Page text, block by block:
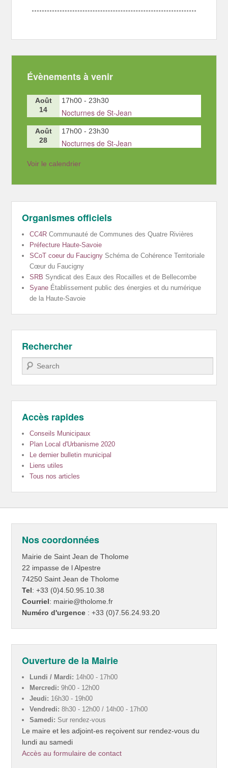
Évènements à venir
Août
14
17h00 - 23h30
Nocturnes de St-Jean
Août
28
17h00 - 23h30
Nocturnes de St-Jean
Voir le calendrier
Organismes officiels
CC4R Communauté de Communes des Quatre Rivières
Préfecture Haute-Savoie
SCoT coeur du Faucigny Schéma de Cohérence Territoriale
Cœur du Faucigny
SRB Syndicat des Eaux des Rocailles et de Bellecombe
Syane Établissement public des énergies et du numérique
de la Haute-Savoie
Rechercher
Recherche
Accès rapides
Conseils Municipaux
Plan Local d'Urbanisme 2020
Le dernier bulletin municipal
Liens utiles
Tous nos articles
Nos coordonnées
Mairie de Saint Jean de Tholome
22 impasse de l Alpestre
74250 Saint Jean de Tholome
Tel: +33 (0)4.50.95.10.38
Courriel: mairie@tholome.fr
Numéro d'urgence : +33 (0)7.56.24.93.20
Ouverture de la Mairie
Lundi / Mardi: 14h00 - 17h00
Mercredi: 9h00 - 12h00
Jeudi: 16h30 - 19h00
Vendredi: 8h30 - 12h00 / 14h00 - 17h00
Samedi: Sur rendez-vous
Le maire et les adjoint-es reçoivent sur rendez-vous du
lundi au samedi
Accès au formulaire de contact